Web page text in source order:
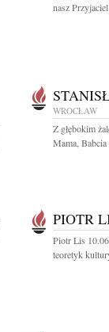
nasz
WROCŁAW
Z głębokim
Mama,
PIOTR
Piotr Lis
teoretyk